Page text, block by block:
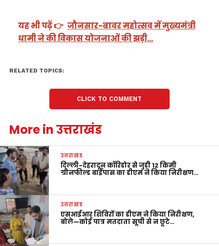
यह भी पढ़ें 👉 जौनसार-बावर महोत्सव में मुख्यमंत्री
धामी ने की विकास योजनाओं की झड़ी…
RELATED TOPICS:
CLICK TO COMMENT
More in उत्तराखंड
उत्तराखंड
दिल्ली-देहरादून कॉरिडोर से जुड़ी 12 किमी
ग्रीनफील्ड बाईपास का डीएम ने किया निरीक्षण…
उत्तराखंड
एसआईआर शिविरों का डीएम ने किया निरीक्षण,
बोले—कोई पात्र मतदाता सूची से न छूटे…